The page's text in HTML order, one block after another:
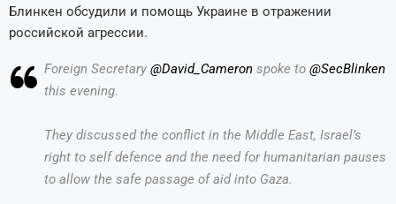
Блинкен обсудили и помощь Украине в отражении
российской агрессии.
Foreign Secretary @David_Cameron spoke to @SecBlinken
this evening.
They discussed the conflict in the Middle East, Israel’s
right to self defence and the need for humanitarian pauses
to allow the safe passage of aid into Gaza.